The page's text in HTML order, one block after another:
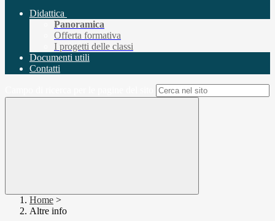
Didattica
Panoramica
Offerta formativa
I progetti delle classi
Documenti utili
Contatti
Home >
Altre info